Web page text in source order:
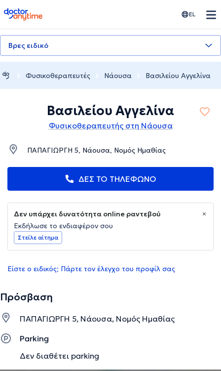
doctoranytime EL
Βρες ειδικό
Φυσικοθεραπευτές Νάουσα Βασιλείου Αγγελίνα
Βασιλείου Αγγελίνα
Φυσικοθεραπευτής στη Νάουσα
ΠΑΠΑΓΙΩΡΓΗ 5, Νάουσα, Νομός Ημαθίας
ΔΕΣ ΤΟ ΤΗΛΕΦΩΝΟ
Δεν υπάρχει δυνατότητα online ραντεβού
Εκδήλωσε το ενδιαφέρον σου
Στείλε αίτημα
Είστε ο ειδικός; Πάρτε τον έλεγχο του προφίλ σας
Πρόσβαση
ΠΑΠΑΓΙΩΡΓΗ 5, Νάουσα, Νομός Ημαθίας
Parking
Δεν διαθέτει parking